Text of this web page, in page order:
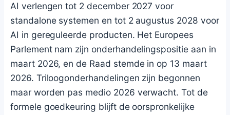
AI verlengen tot 2 december 2027 voor
standalone systemen en tot 2 augustus 2028 voor
AI in gereguleerde producten. Het Europees
Parlement nam zijn onderhandelingspositie aan in
maart 2026, en de Raad stemde in op 13 maart
2026. Triloogonderhandelingen zijn begonnen
maar worden pas medio 2026 verwacht. Tot de
formele goedkeuring blijft de oorspronkelijke